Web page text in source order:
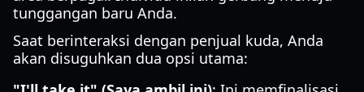
tunggangan baru Anda.
Saat berinteraksi dengan penjual kuda, Anda
akan disuguhkan dua opsi utama: